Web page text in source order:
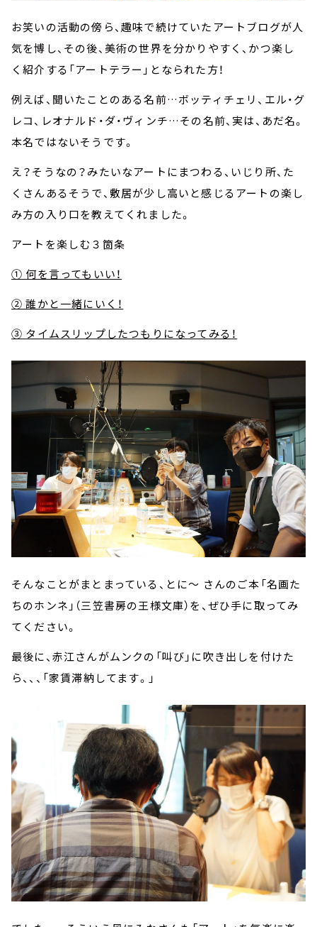
お笑いの活動の傍ら、趣味で続けていたアートブログが人
気を博し、その後、美術の世界を分かりやすく、かつ楽し
く紹介する「アートテラー」となられた方！
例えば、聞いたことのある名前…ボッティチェリ、エル・グ
レコ、レオナルド・ダ・ヴィンチ…その名前、実は、あだ名。
本名ではないそうです。
え？そうなの？みたいなアートにまつわる、いじり所、た
くさんあるそうで、敷居が少し高いと感じるアートの楽し
み方の入り口を教えてくれました。
アートを楽しむ３箇条
① 何を言ってもいい！
② 誰かと一緒にいく！
③ タイムスリップしたつもりになってみる！
そんなことがまとまっている、とに～ さんのご本「名画た
ちのホンネ」（三笠書房の王様文庫）を、ぜひ手に取ってみ
てください。
最後に、赤江さんがムンクの「叫び」に吹き出しを付けた
ら、、、「家賃滞納してます。」